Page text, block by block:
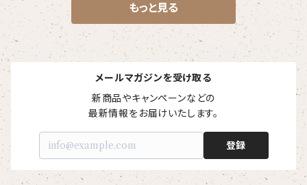
もっと見る
メールマガジンを受け取る
新商品やキャンペーンなどの
最新情報をお届けいたします。
登録